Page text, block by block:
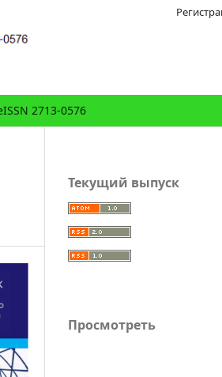
2713-0576
Текущий выпуск
Просмотреть